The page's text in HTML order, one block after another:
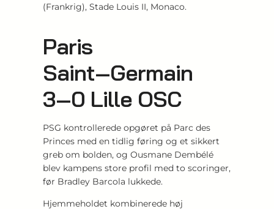
(Frankrig), Stade Louis II, Monaco.
Paris
Saint‑Germain
3‑0 Lille OSC
PSG kontrollerede opgøret på Parc des
Princes med en tidlig føring og et sikkert
greb om bolden, og Ousmane Dembélé
blev kampens store profil med to scoringer,
før Bradley Barcola lukkede.
Hjemmeholdet kombinerede høj